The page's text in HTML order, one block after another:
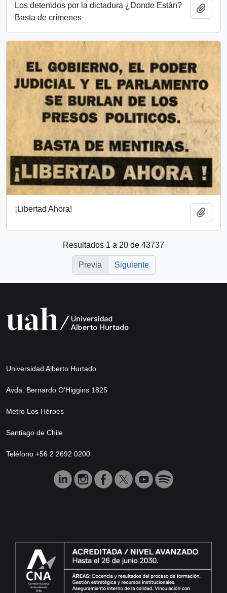
Los detenidos por la dictadura ¿Donde Están?
Basta de crímenes
¡Libertad Ahora!
Resultados 1 a 20 de 43737
Previa Siguiente
Universidad Alberto Hurtado
Avda. Bernardo O’Higgins 1825
Metro Los Héroes
Santiago de Chile
Teléfono +56 2 2692 0200